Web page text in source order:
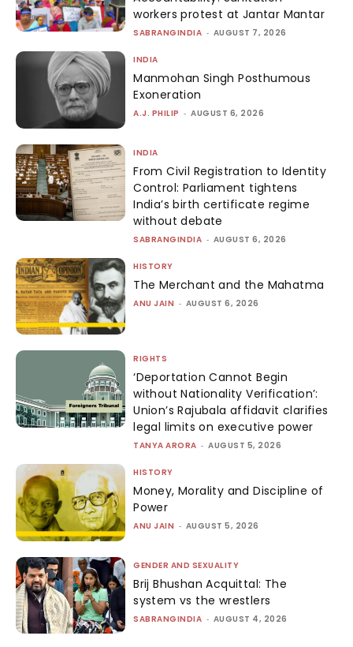
workers protest at Jantar Mantar
SABRANGINDIA - AUGUST 7, 2026
INDIA
Manmohan Singh Posthumous
Exoneration
A.J. PHILIP - AUGUST 6, 2026
INDIA
From Civil Registration to Identity
Control: Parliament tightens
India’s birth certificate regime
without debate
SABRANGINDIA - AUGUST 6, 2026
HISTORY
The Merchant and the Mahatma
ANU JAIN - AUGUST 6, 2026
RIGHTS
‘Deportation Cannot Begin
without Nationality Verification’:
Union’s Rajubala affidavit clarifies
legal limits on executive power
TANYA ARORA - AUGUST 5, 2026
HISTORY
Money, Morality and Discipline of
Power
ANU JAIN - AUGUST 5, 2026
GENDER AND SEXUALITY
Brij Bhushan Acquittal: The
system vs the wrestlers
SABRANGINDIA - AUGUST 4, 2026